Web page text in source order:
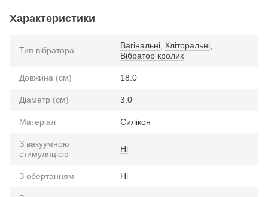
Характеристики
Тип вібратора Вагінальні Кліторальні
Вібратор кролик
Довжина (см) 18.0
Діаметр (см) 3.0
Матеріал Силікон
З вакуумною
стимуляцією
Ні
З обертанням Ні